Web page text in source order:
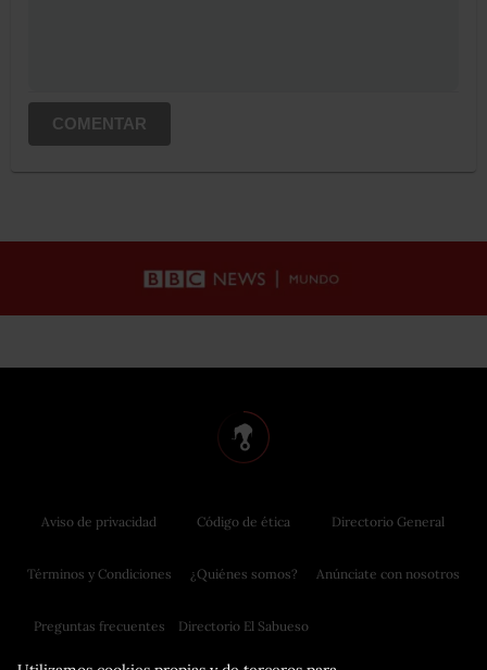
COMENTAR
Aviso de privacidad
Términos y Condiciones
Preguntas frecuentes
Código de ética
¿Quiénes somos?
Directorio El Sabueso
Directorio General
Anúnciate con nosotros